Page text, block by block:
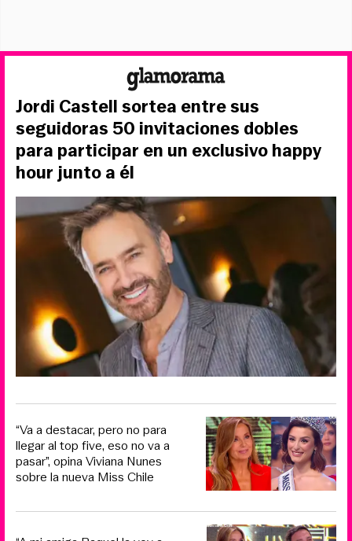
Jordi Castell sortea entre sus
seguidoras 50 invitaciones dobles
para participar en un exclusivo happy
hour junto a él
“Va a destacar, pero no para
llegar al top five, eso no va a
pasar”, opina Viviana Nunes
sobre la nueva Miss Chile